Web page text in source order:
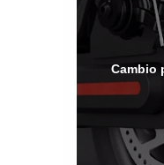
Cambio